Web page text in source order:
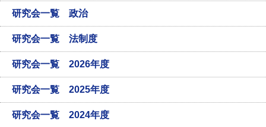
研究会一覧 政治
研究会一覧 法制度
研究会一覧 2026年度
研究会一覧 2025年度
研究会一覧 2024年度